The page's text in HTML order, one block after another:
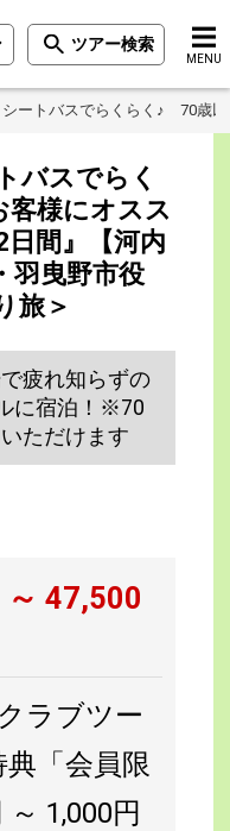
ツアー検索
MENU
シートバスでらくらく♪ 70歳
バスでらく
様にオスス
間』【河内
羽曳野市役
旅＞
疲れ知らずの
に宿泊！※70
ただけます
～47,500
ラブツー
典「会員限
1,000円